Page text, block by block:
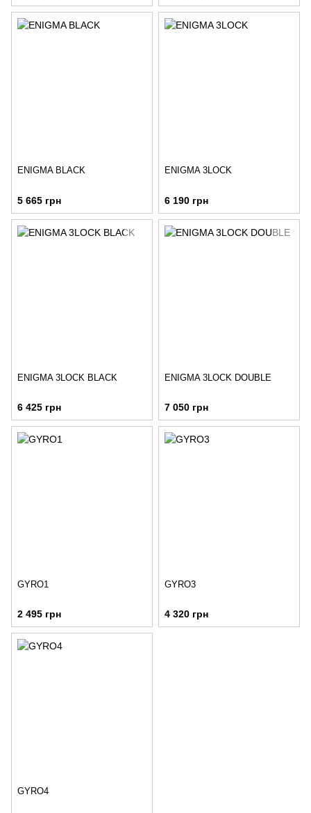
ENIGMA BLACK
5 665 грн
ENIGMA 3LOCK
6 190 грн
ENIGMA 3LOCK BLACK
6 425 грн
ENIGMA 3LOCK DOUBLE
7 050 грн
GYRO1
2 495 грн
GYRO3
4 320 грн
GYRO4